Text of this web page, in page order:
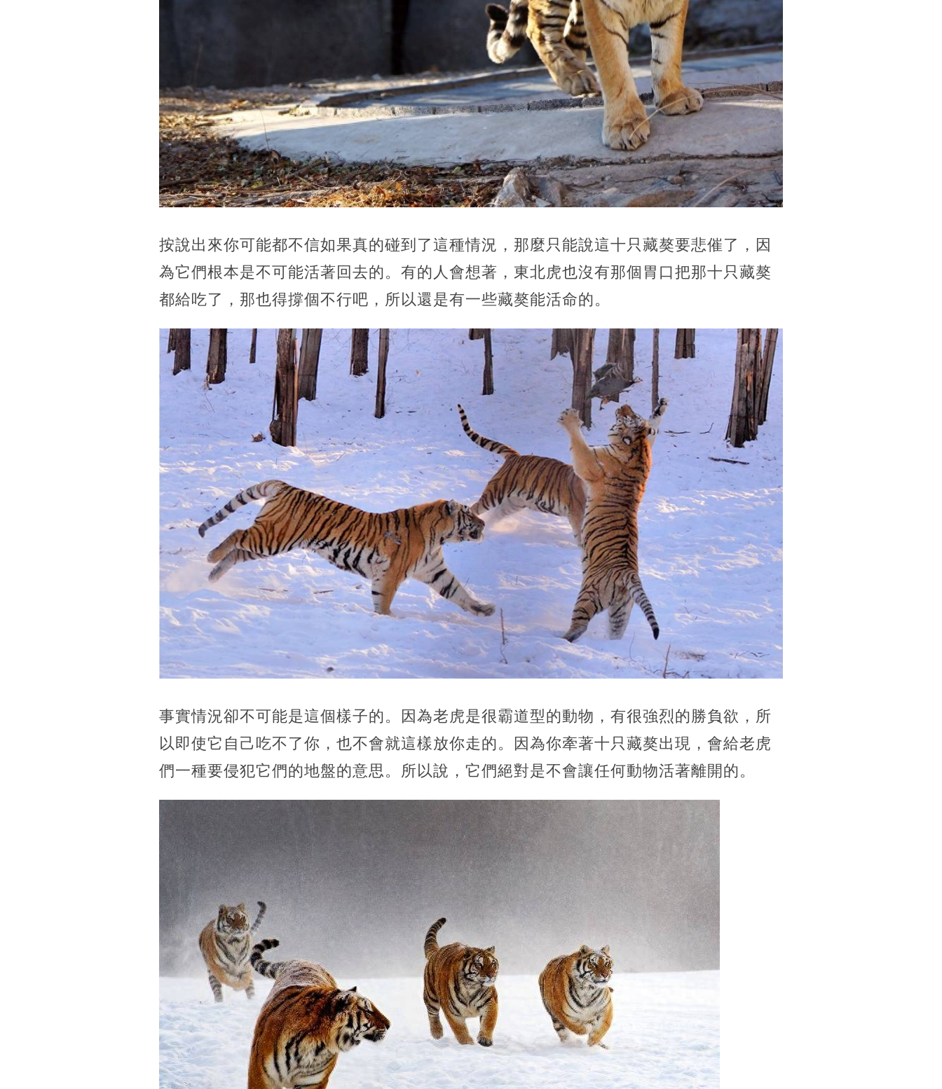
按說出來你可能都不信如果真的碰到了這種情況，那麼只能說這十只藏獒要悲催了，因
為它們根本是不可能活著回去的。有的人會想著，東北虎也沒有那個胃口把那十只藏獒
都給吃了，那也得撐個不行吧，所以還是有一些藏獒能活命的。
事實情況卻不可能是這個樣子的。因為老虎是很霸道型的動物，有很強烈的勝負欲，所
以即使它自己吃不了你，也不會就這樣放你走的。因為你牽著十只藏獒出現，會給老虎
們一種要侵犯它們的地盤的意思。所以說，它們絕對是不會讓任何動物活著離開的。